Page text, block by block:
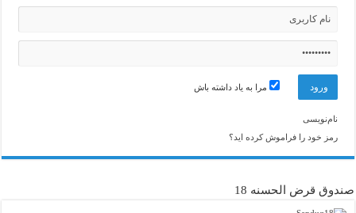
مرا به یاد داشته باش
نام‌نویسی
رمز خود را فراموش کرده اید؟
صندوق قرض الحسنه 18